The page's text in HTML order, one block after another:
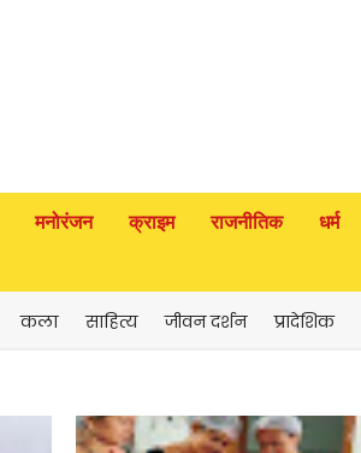
मनोरंजन क्राइम राजनीतिक धर्म
कला साहित्य जीवन दर्शन प्रादेशिक